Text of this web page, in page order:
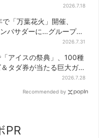
2026.7.18
「万葉花火」開催、
バサダーに…グループ楽
2026.7.31
「アイスの祭典」、100種
タダ券が当たる巨大ガ
2026.7.28
Recommended by
PR